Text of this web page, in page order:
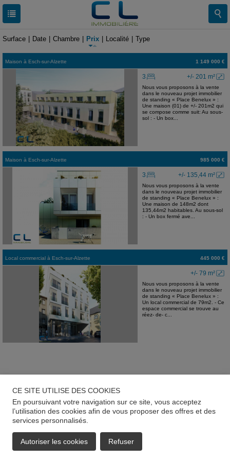
RESULTATS
Surface
Date Chambre Prix Localité Type
Maison à Esch-sur-Alzette 1 149 000 €
+/- 201 m²
3
Nous vous proposons à la vente
dans le nouveau projet immobilier
de standing « Place Benelux » :
Une maison (01) de +/- 201m2 qui
se compose comme suit: Au sous-
sol : - Un box...
Maison à Esch-sur-Alzette 985 000 €
+/- 135,44 m²
3
Nous vous proposons à la vente
dans le nouveau projet immobilier
de standing « Place Benelux » :
Une maison de 148m2 dont
135,44m2 habitables. Au sous-sol
: - Un box fermé ave...
Local commercial à Esch-sur-Alzette 445 000 €
+/- 79 m²
Nous vous proposons à la vente
dans le nouveau projet immobilier
de standing « Place Benelux » :
Un local commercial de 79m2. - Ce
espace commercial se trouve au
réez- de- c...
CE SITE UTILISE DES COOKIES
En poursuivant votre navigation sur ce site, vous acceptez
l’utilisation des cookies afin de vous proposer des offres et des
services personnalisés.
Autoriser les cookies Refuser